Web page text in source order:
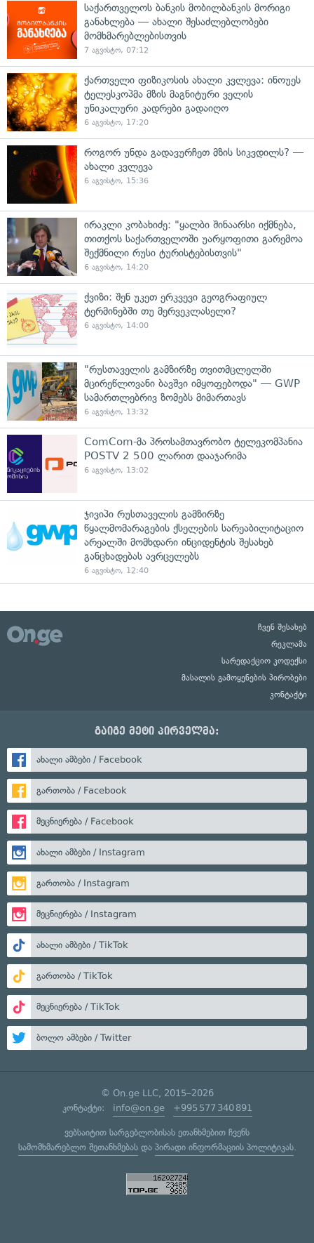
საქართველოს ბანკის მობილბანკის მორიგი
განახლება — ახალი შესაძლებლობები
მომხმარებლებისთვის
7 აგვისტო, 07:12
ქართველი ფიზიკოსის ახალი კვლევა: ინოუეს
ტელესკოპმა მზის მაგნიტური ველის
უნიკალური კადრები გადაიღო
6 აგვისტო, 17:20
როგორ უნდა გადავურჩეთ მზის სიკვდილს? —
ახალი კვლევა
6 აგვისტო, 15:36
ირაკლი კობახიძე: "ყალბი შინაარსი იქმნება,
თითქოს საქართველოში უარყოფითი გარემოა
შექმნილი რუსი ტურისტებისთვის"
6 აგვისტო, 14:20
ქვიზი: შენ უკეთ ერკვევი გეოგრაფიულ
ტერმინებში თუ მერვეკლასელი?
6 აგვისტო, 14:00
"რუსთაველის გამზირზე თვითმცლელში
მცირეწლოვანი ბავშვი იმყოფებოდა" — GWP
სამართლებრივ ზომებს მიმართავს
6 აგვისტო, 13:32
ComCom-მა პროსამთავრობო ტელეკომპანია
POSTV 2 500 ლარით დააჯარიმა
6 აგვისტო, 13:02
ჯივიპი რუსთაველის გამზირზე
წყალმომარაგების ქსელების სარეაბილიტაციო
არეალში მომხდარი ინციდენტის შესახებ
განცხადებას ავრცელებს
6 აგვისტო, 12:40
ჩვენ შესახებ
რეკლამა
სარედაქციო კოდექსი
მასალის გამოყენების პირობები
კონტაქტი
გაიგე მეტი პირველმა:
ახალი ამბები / Facebook
გართობა / Facebook
მეცნიერება / Facebook
ახალი ამბები / Instagram
გართობა / Instagram
მეცნიერება / Instagram
ახალი ამბები / TikTok
გართობა / TikTok
მეცნიერება / TikTok
ბოლო ამბები / Twitter
© On.ge LLC, 2015–2026
კონტაქტი: info@on.ge +995 577 340 891
ვებსაიტით სარგებლობისას ეთანხმებით ჩვენს
სამომხმარებლო შეთანხმებასდა პირადი ინფორმაციის პოლიტიკას.